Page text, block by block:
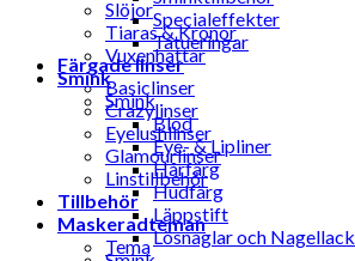
Specialeffekter
Tatueringar
Färgade linser
Basiclinser
Crazylinser
Eyelushlinser
Glamourlinser
Linstillbehör
Tillbehör
Maskeradteman
Tema
Slöjor
Tiaras & Kronor
Vuxenhattar
Smink
Smink
Blod
Eye- & Lipliner
Hårfärg
Hudfärg
Läppstift
Lösnaglar och Nagellack